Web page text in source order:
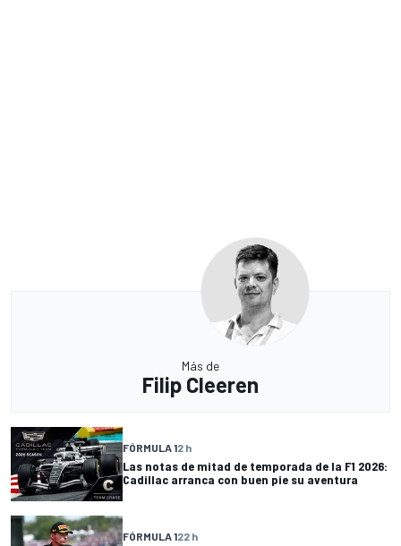
Más de
Filip Cleeren
FÓRMULA 12 h
Las notas de mitad de temporada de la F1 2026:
Cadillac arranca con buen pie su aventura
FÓRMULA 122 h